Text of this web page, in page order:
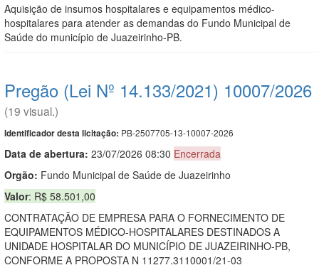
Aquisição de insumos hospitalares e equipamentos médico-
hospitalares para atender as demandas do Fundo Municipal de
Saúde do município de Juazeirinho-PB.
Pregão (Lei Nº 14.133/2021) 10007/2026
(19 visual.)
Identificador desta licitação: PB-2507705-13-10007-2026
Data de abertura: 23/07/2026 08:30 Encerrada
Orgão: Fundo Municipal de Saúde de Juazeirinho
Valor: R$ 58.501,00
CONTRATAÇÃO DE EMPRESA PARA O FORNECIMENTO DE
EQUIPAMENTOS MÉDICO-HOSPITALARES DESTINADOS A
UNIDADE HOSPITALAR DO MUNICÍPIO DE JUAZEIRINHO-PB,
CONFORME A PROPOSTA N 11277.3110001/21-03